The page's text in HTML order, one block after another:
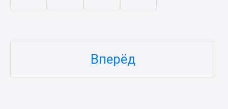
Вперёд